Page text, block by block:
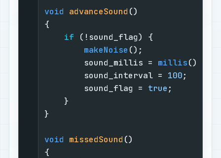
void advanceSound ()
{
if (!sound_flag) {
makeNoise ();
        sound_millis =
millis();
        sound_interval =
100;
        sound_flag =
true ;
    }
}
void missedSound ()
{